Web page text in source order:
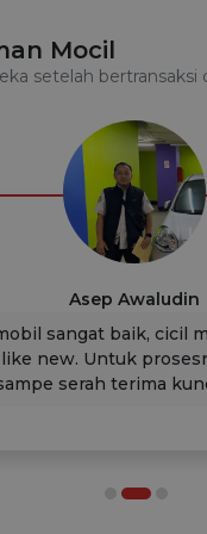
Mocil
setelah bertransaksi
Asep Awaludin
sangat baik, cicil
new. Untuk
serah terima